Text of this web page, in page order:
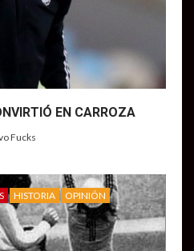
EN CARROZA
Fucks
HISTORIA
OPINIÓN